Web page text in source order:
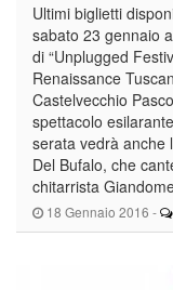
18 Gennaio 2016 -
Ultimi biglietti
sabato 23 gennaio
di “Unplugged
Renaissance
Castelvecchio
spettacolo
serata vedrà anche
Del Bufalo, che
chitarrista